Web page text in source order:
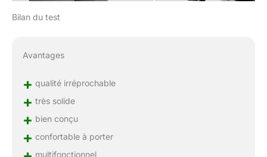
Bilan du test
Avantages
+ qualité irréprochable
+ très solide
+ bien conçu
+ confortable à porter
multifonctionnel